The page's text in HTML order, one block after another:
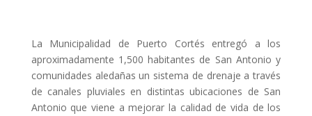
La Municipalidad de Puerto Cortés entregó a los
aproximadamente 1,500 habitantes de San Antonio y
comunidades aledañas un sistema de drenaje a través
de canales pluviales en distintas ubicaciones de San
Antonio que viene a mejorar la calidad de vida de los